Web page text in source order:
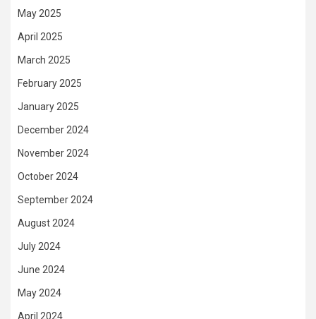
May 2025
April 2025
March 2025
February 2025
January 2025
December 2024
November 2024
October 2024
September 2024
August 2024
July 2024
June 2024
May 2024
April 2024